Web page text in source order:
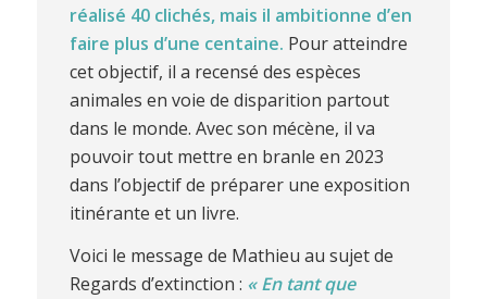
réalisé 40 clichés, mais il ambitionne d’en
faire plus d’une centaine. Pour atteindre
cet objectif, il a recensé des espèces
animales en voie de disparition partout
dans le monde. Avec son mécène, il va
pouvoir tout mettre en branle en 2023
dans l’objectif de préparer une exposition
itinérante et un livre.
Voici le message de Mathieu au sujet de
Regards d’extinction : « En tant que